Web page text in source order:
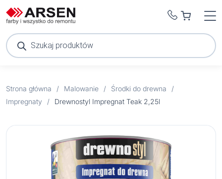
Wyszukiwarka
produktów
Strona główna / Malowanie / Środki do drewna
/
Impregnaty
/ Drewnostyl Impregnat Teak 2,25l